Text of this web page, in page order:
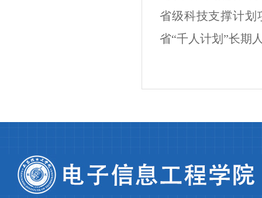
省级科技支撑计划
省“千人计划”长期